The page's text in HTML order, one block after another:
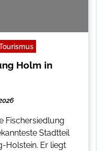
Holm in
Fischersiedlung
Stadtteil
Holstein. Er liegt